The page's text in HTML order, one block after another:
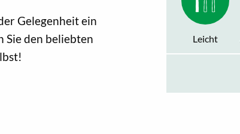
Gelegenheit ein
Sie den beliebten
Leicht